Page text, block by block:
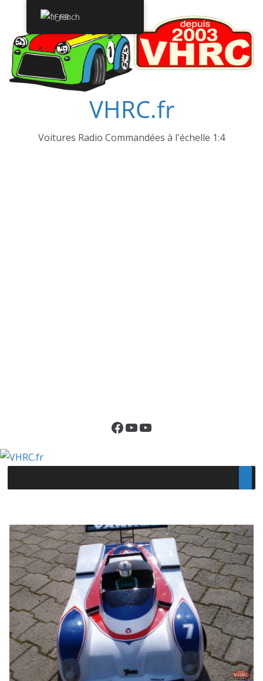
contenu
VHRC.fr
Voitures Radio Commandées à l'échelle 1:4
Facebook
YouTube
YouTube
French